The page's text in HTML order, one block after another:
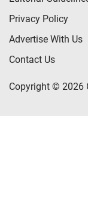
Privacy Policy
Advertise With Us
Contact Us
Copyright © 2026